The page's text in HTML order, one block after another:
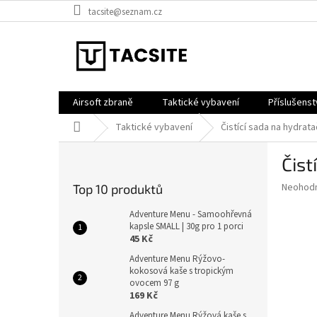
na
tacsite@seznam.cz
Airsoft zbraně Taktické vybavení
Domů Taktické vybavení Čistící sada na
Top 10 produktů
Adventure Menu - Samoohřevná
kapsle SMALL | 30g pro 1 porci
45 Kč
Adventure Menu Rýžovo-
kokosová kaše s tropickým
ovocem 97 g
169 Kč